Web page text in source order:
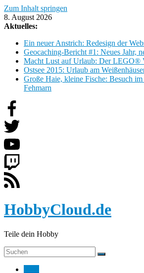
Zum Inhalt springen
8. August 2026
Aktuelles:
Ein neuer Anstrich: Redesign der
Geocaching-Bericht #1: Neues Jahr,
Macht Lust auf Urlaub: Der LEGO®
Ostsee 2015: Urlaub am
Große Haie, kleine Fische: Besuch
Fehmarn
HobbyCloud.de
Teile dein Hobby